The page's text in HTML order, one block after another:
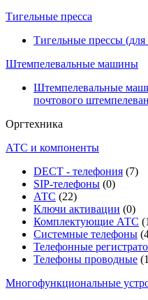
Тигельные пресса
Тигельные прессы
Штемпелевальные машины
Штемпелевальные
почтового
Оргтехника
АТС и компоненты
DECT - телефония (7)
SIP-телефоны (0)
АТС (22)
Ключи активации (0)
Комплектующие АТС
Системные телефоны
Телефонные
Телефоны проводные
Многофункциональные